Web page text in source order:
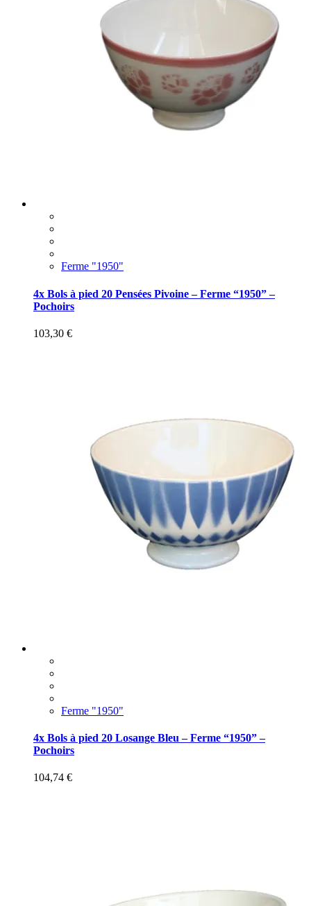
Ferme "1950"
4x Bols à pied 20 Pensées Pivoine – Ferme “1950” –
Pochoirs
103,30 €
Ferme "1950"
4x Bols à pied 20 Losange Bleu – Ferme “1950” –
Pochoirs
104,74 €